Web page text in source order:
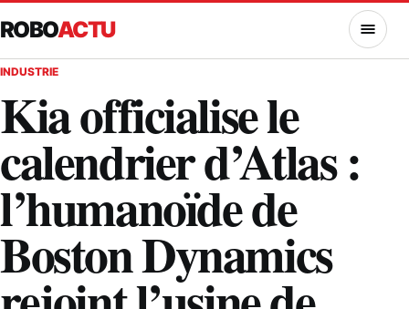
ROBOACTU MENU
INDUSTRIE
Kia officialise le
calendrier d’Atlas :
l’humanoïde de
Boston Dynamics